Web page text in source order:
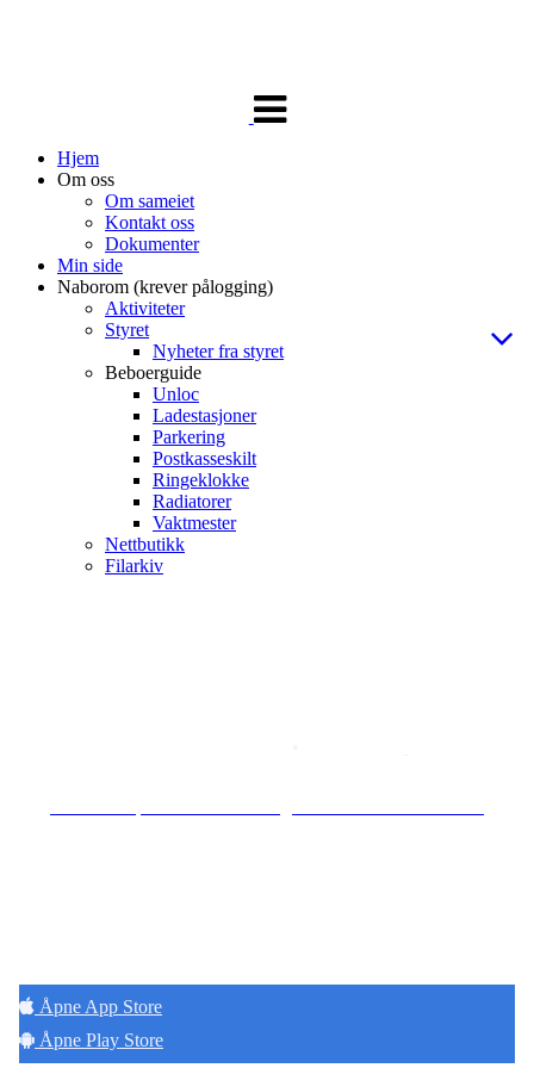
navigasjon
Hjem
Om oss
Om sameiet
Kontakt oss
Dokumenter
Min side
Naborom (krever pålogging)
Aktiviteter
Styret
Nyheter fra styret
Beboerguide
Unloc
Ladestasjoner
Parkering
Postkasseskilt
Ringeklokke
Radiatorer
Vaktmester
Nettbutikk
Filarkiv
Åpne App Store
Åpne Play Store